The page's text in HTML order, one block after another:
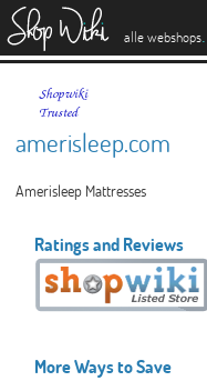
alle webshops.
amerisleep.com
Amerisleep Mattresses
Ratings and Reviews
More Ways to Save